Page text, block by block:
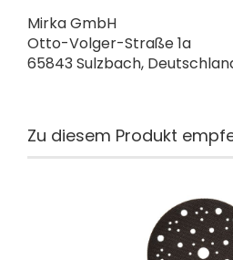
Mirka GmbH
Otto-Volger-Straße 1a
65843 Sulzbach,
Zu diesem Produkt